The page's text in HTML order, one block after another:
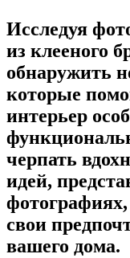
Исследуя
из клееного
обнаружить
которые
интерьер
черпать
идей,
свои
вашего дома.